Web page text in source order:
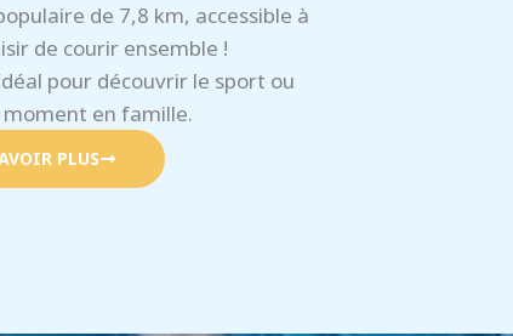
de 7,8 km, accessible à
de courir ensemble !
pour découvrir le sport ou
en famille.
PLUS